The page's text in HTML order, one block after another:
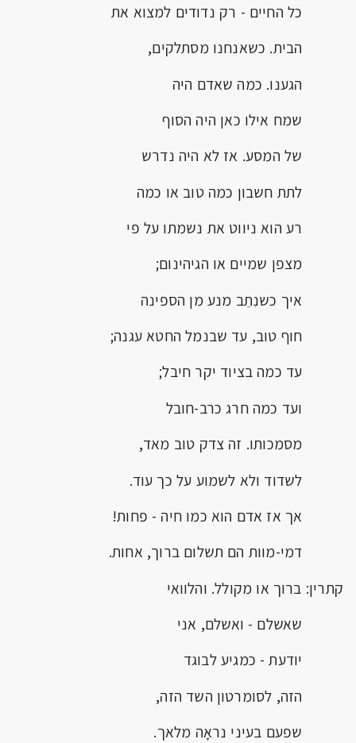
כל החיים - רק נדודים למצוא את
הבית. כשאנחנו מסתלקים,
הגענו. כמה שאדם היה
שמח אילו כאן היה הסוף
של המסע. אז לא היה נדרש
לתת חשבון כמה טוב או כמה
רע הוא ניווט את נשמתו על פי
מצפן שמיים או הגיהינום;
איך כשנִתֵב מנע מן הספינה
חוף טוב, עד שבנמל החטא עגנה;
עד כמה בציוד יקר חיבל;
ועד כמה חרג כרב-חובל
מסמכותו. זה צדק טוב מאד,
לשדוד ולא לשמוע על כך עוד.
אך אז אדם הוא כמו חיה - פחות!
דמי-מוות הם תשלום ברוך, אחות.
קתרין: ברוך או מקולל. והלוואי
שאשלם - ואשלם, אני
יודעת - כמגיע לבוגד
הזה, לסומרטון השד הזה,
שפעם בעיני נראָה מלאך.